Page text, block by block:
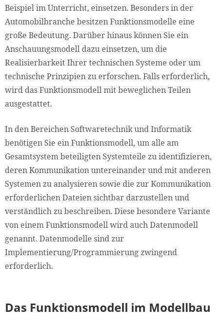
Beispiel im Unterricht, einsetzen. Besonders in der
Automobilbranche besitzen Funktionsmodelle eine
große Bedeutung. Darüber hinaus können Sie ein
Anschauungsmodell dazu einsetzen, um die
Realisierbarkeit Ihrer technischen Systeme oder um
technische Prinzipien zu erforschen. Falls erforderlich,
wird das Funktionsmodell mit beweglichen Teilen
ausgestattet.
In den Bereichen Softwaretechnik und Informatik
benötigen Sie ein Funktionsmodell, um alle am
Gesamtsystem beteiligten Systemteile zu identifizieren,
deren Kommunikation untereinander und mit anderen
Systemen zu analysieren sowie die zur Kommunikation
erforderlichen Dateien sichtbar darzustellen und
verständlich zu beschreiben. Diese besondere Variante
von einem Funktionsmodell wird auch Datenmodell
genannt. Datenmodelle sind zur
Implementierung/Programmierung zwingend
erforderlich.
Das Funktionsmodell im Modellbau